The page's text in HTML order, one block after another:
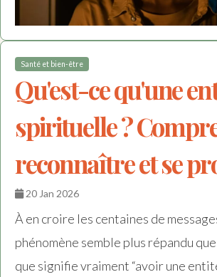
Santé et bien-être
Qu'est-ce qu'une
spirituelle ?
reconnaître et se
20 Jan 2026
À en croire les centaines de
phénomène semble plus répandu
que signifie vraiment “avoir une